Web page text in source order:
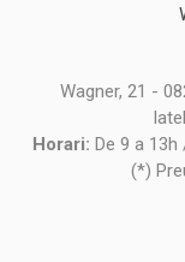
Wagner, 21 -
Horari: De 9 a 13h
(*)